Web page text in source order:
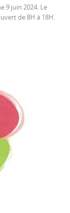
9 juin 2024. Le
de 8H à 18H.